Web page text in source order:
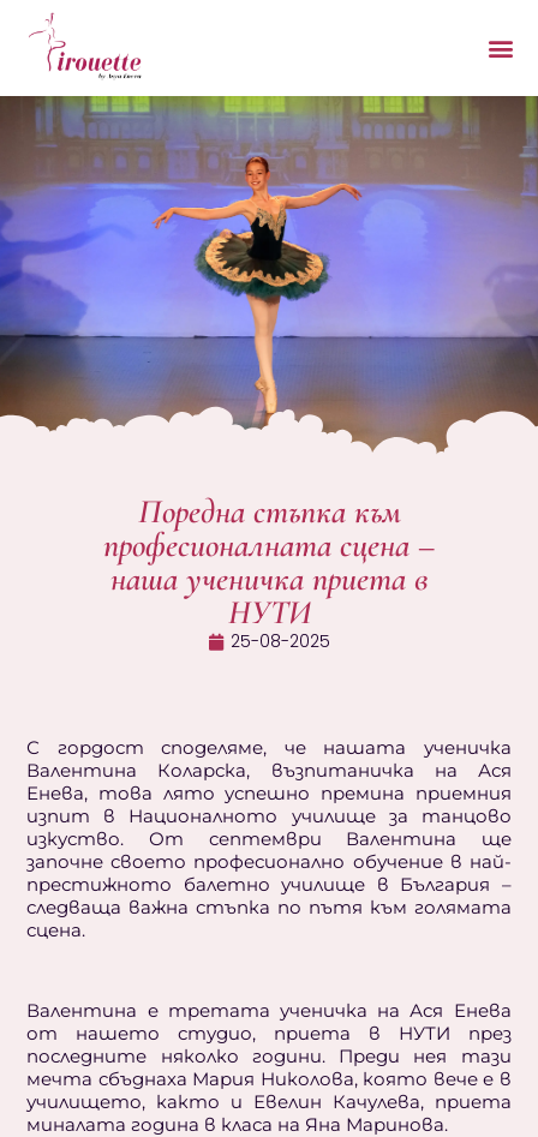
Поредна стъпка към
професионалната сцена –
наша ученичка приета в
НУТИ
25-08-2025
С гордост споделяме, че нашата ученичка
Валентина Коларска, възпитаничка на Ася
Енева, това лято успешно премина приемния
изпит в Националното училище за танцово
изкуство. От септември Валентина ще
започне своето професионално обучение в най-
престижното балетно училище в България –
следваща важна стъпка по пътя към голямата
сцена.
Валентина е третата ученичка на Ася Енева
от нашето студио, приета в НУТИ през
последните няколко години. Преди нея тази
мечта сбъднаха Мария Николова, която вече е в
училището, както и Евелин Качулева, приета
миналата година в класа на Яна Маринова.